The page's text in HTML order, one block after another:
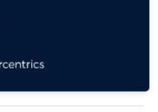
?z=416557